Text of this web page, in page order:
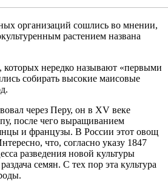
организаций сошлись во мнении,
растением названа
нередко называют «первыми
собирать высокие маисовые
через Перу, он в ХV веке
после чего выращиванием
и французы. В России этот овощ
что, согласно указу 1847
разведения новой культуры
семян. С тех пор эта культура